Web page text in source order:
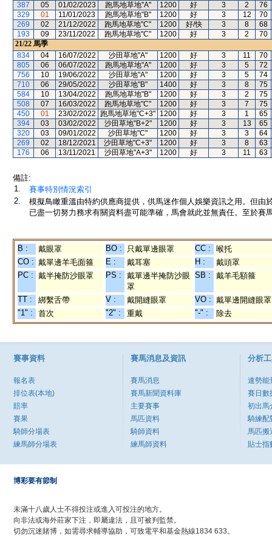
387
05 01/02/2023 跑馬地草地"A" 1200 好 3 2
76
329
01 11/01/2023 跑馬地草地"B" 1200 好 3 12
70
269
02 21/12/2022 跑馬地草地"C" 1200 好/快 3 8
68
193
09 23/11/2022 跑馬地草地"C" 1200 好 3 2
70
21/22 馬季
834
04 16/07/2022 沙田草地"A" 1200 好 3 11
70
805
06 06/07/2022 跑馬地草地"A" 1200 好 3 5
72
756
10 19/06/2022 沙田草地"A" 1200 好 3 5
74
710
06 29/05/2022 沙田草地"B" 1400 好 3 8
75
584
10 13/04/2022 跑馬地草地"B" 1200 好 3 2
75
508
07 16/03/2022 跑馬地草地"C" 1200 好 3 7
75
450
01 23/02/2022 跑馬地草地"C+3" 1200 好 3 1
65
394
03 03/02/2022 沙田草地"B+2" 1200 好 3 13
65
320
03 09/01/2022 沙田草地"C" 1200 好 3 3
64
269
02 18/12/2021 沙田草地"C+3" 1200 好 3 8
63
176
06 13/11/2021 沙田草地"A+3" 1200 好 3 11 63
備註:
1.
賽事特別情況索引
2.
模擬鳥瞰重溫由特約供應商提供，供馬迷作個人娛樂資訊之用。但
已盡一切努力務求有關資料盡可能準確，馬會就此並無責任。至於賽
B : 戴眼罩 BO : 只戴單邊眼罩 CC :
喉托
CO : 戴單邊羊毛面箍 E : 戴耳塞 H :
戴頭罩
PC : 戴半掩防沙眼罩 PS :
戴單邊半掩防沙眼
罩
SB : 戴羊毛額箍
TT : 綁繫舌帶 V : 戴開縫眼罩 VO : 戴單邊開縫眼罩
"1" :
首次 "2" : 重戴 "-" : 除去
賽事資料
報名表
排位表(本地)
賠率
賽果
騎師分場表
練馬師分場表
賽馬消息及資訊
賽馬消息
賽馬新聞資料庫
主要賽事
馬匹資料
騎師資料
練馬師資料
分析
速勢能
賽日數
初出馬
騎練配
馬匹搬
貼士指
博彩要有節制
未滿十八歲人士不得投注或進入可投注的地方。
向非法或海外莊家下注，即屬違法，且可被判監禁。
切勿沉迷賭博，如需尋求輔導協助，可致電平和基金熱線1834 633。